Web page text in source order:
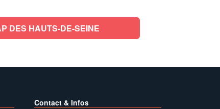
DES HAUTS-DE-SEINE
Contact & Infos